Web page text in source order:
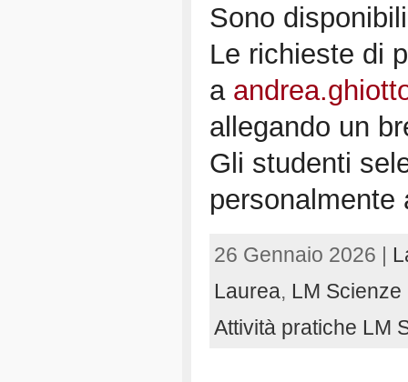
Sono
Le richieste di
a
allegando un
Gli studenti
personalmente
26 Gennaio 2026 |
Laurea, LM
Attività pratiche LM